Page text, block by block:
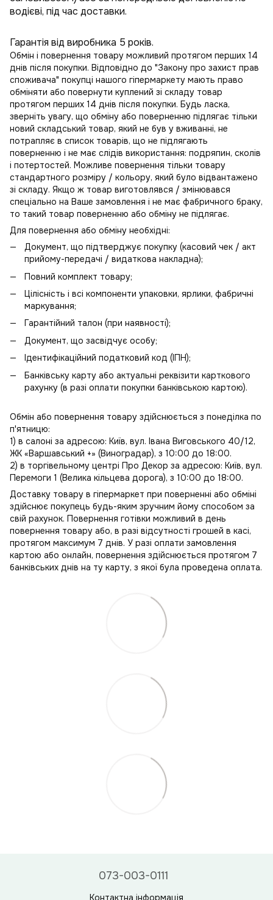
водієві, під час доставки.
Гарантія від виробника 5 років.
Обмін і повернення товару можливий протягом перших 14
днів після покупки. Відповідно до "Закону про захист прав
споживача" покупці нашого гіпермаркету мають право
обміняти або повернути куплений зі складу товар
протягом перших 14 днів після покупки. Будь ласка,
зверніть увагу, що обміну або поверненню підлягає тільки
новий складський товар, який не був у вживанні, не
потрапляє в список товарів, що не підлягають
поверненню і не має слідів використання: подряпин, сколів
і потертостей. Можливе повернення тільки товару
стандартного розміру / кольору, який було відвантажено
зі складу. Якщо ж товар виготовлявся / змінювався
спеціально на Ваше замовлення і не має фабричного браку,
то такий товар поверненню або обміну не підлягає.
Для повернення або обміну необхідні:
Документ, що підтверджує покупку (касовий чек / акт
прийому-передачі / видаткова накладна);
Повний комплект товару;
Цілісність і всі компоненти упаковки, ярлики, фабричні
маркування;
Гарантійний талон (при наявності);
Документ, що засвідчує особу;
Ідентифікаційний податковий код (ІПН);
Банківську карту або актуальні реквізити карткового
рахунку (в разі оплати покупки банківською картою).
Обмін або повернення товару здійснюється з понеділка по
п'ятницю:
1) в салоні за адресою: Київ, вул. Івана Виговського 40/12,
ЖК «Варшавський +» (Виноградар), з 10:00 до 18:00.
2) в торгівельному центрі Про Декор за адресою: Київ, вул.
Перемоги 1 (Велика кільцева дорога), з 10:00 до 18:00.
Доставку товару в гіпермаркет при поверненні або обміні
здійснює покупець будь-яким зручним йому способом за
свій рахунок. Повернення готівки можливий в день
повернення товару або, в разі відсутності грошей в касі,
протягом максимум 7 днів. У разі оплати замовлення
картою або онлайн, повернення здійснюється протягом 7
банківських днів на ту карту, з якої була проведена оплата.
073-003-0111
Контактна інформація